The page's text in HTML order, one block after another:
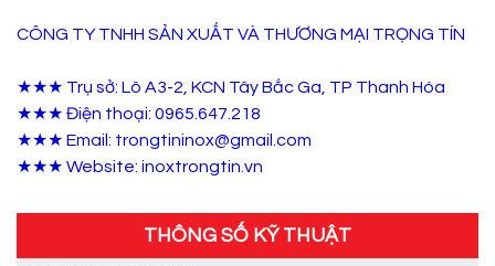
CÔNG TY TNHH SẢN XUẤT VÀ THƯƠNG MẠI TRỌNG TÍN
★★★ Trụ sở: Lô A3-2, KCN Tây Bắc Ga, TP Thanh Hóa
★★★ Điện thoại: 0965.647.218
★★★ Email: trongtininox@gmail.com
★★★ Website: inoxtrongtin.vn
THÔNG SỐ KỸ THUẬT